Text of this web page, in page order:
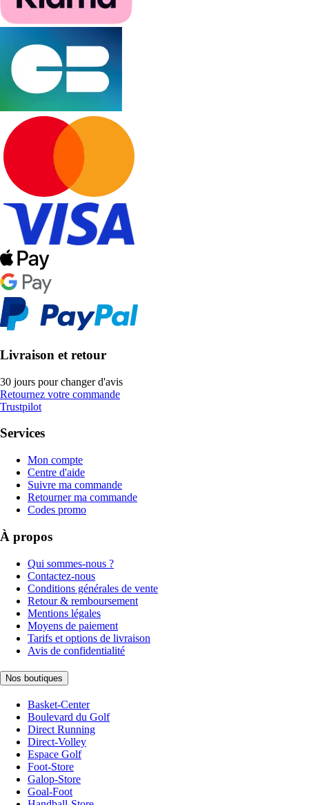
Livraison et retour
30 jours pour changer d'avis
Retournez votre commande
Trustpilot
Services
Mon compte
Centre d'aide
Suivre ma commande
Retourner ma commande
Codes promo
À propos
Qui sommes-nous ?
Contactez-nous
Conditions générales de vente
Retour & remboursement
Mentions légales
Moyens de paiement
Tarifs et options de livraison
Avis de confidentialité
Nos boutiques
Basket-Center
Boulevard du Golf
Direct Running
Direct-Volley
Espace Golf
Foot-Store
Galop-Store
Goal-Foot